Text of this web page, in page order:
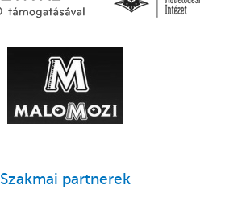
Szakmai partnerek